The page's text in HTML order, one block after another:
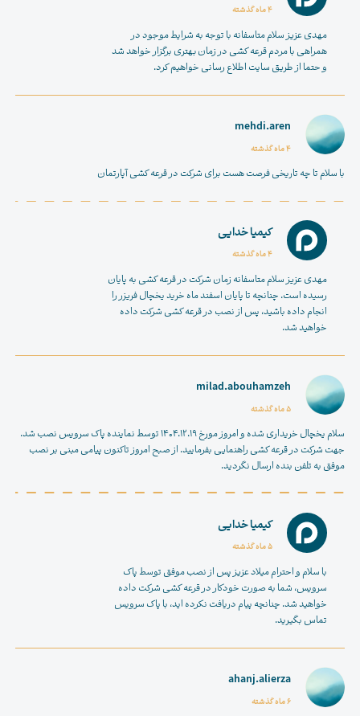
4 ماه گذشته
مهدی عزیز سلام متاسفانه با توجه به شرایط موجود در
همراهی با مردم قرعه کشی در زمان بهتری برگزار خواهد شد
و حتما از طریق سایت اطلاع رسانی خواهیم کرد.
mehdi.aren
4 ماه گذشته
با سلام تا چه تاریخی فرصت هست برای شرکت در قرعه کشی آپارتمان
کیمیا خدایی
4 ماه گذشته
مهدی عزیز سلام متاسفانه زمان شرکت در قرعه کشی به پایان
رسیده است. چنانچه تا پایان اسفند ماه خرید یخچال فریزررا
انجام داده باشید، پس از نصب در قرعه کشی شرکت داده
خواهید شد.
milad.abouhamzeh
5 ماه گذشته
سلام یخچال خریداری شده و امروز مورخ ۱۴۰۴.۱۲.۱۹ توسط نماینده پاک سرویس نصب شد.
جهت شرکت در قرعه کشی راهنمایی بفرمایید. از صبح امروز تاکنون پیامی مبنی بر نصب
موفق به تلفن بنده ارسال نگردید.
کیمیا خدایی
5 ماه گذشته
با سلام و احترام میلاد عزیز پس از نصب موفق توسط پاک
سرویس، شما به صورت خودکار در قرعه کشی شرکت داده
خواهید شد. چنانچه پیام دریافت نکرده اید، با پاک سرویس
تماس بگیرید.
ahanj.alierza
6 ماه گذشته